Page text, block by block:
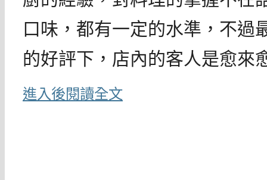
口味，都有一定的水準，不過
的好評下，店內的客人是愈來
進入後閱讀全文